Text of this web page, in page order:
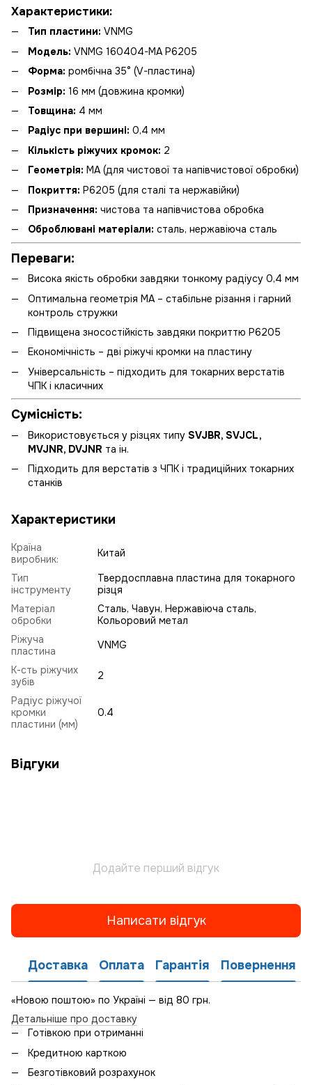
Характеристики:
Тип пластини: VNMG
Модель: VNMG 160404-MA P6205
Форма: ромбічна 35° (V-пластина)
Розмір: 16 мм (довжина кромки)
Товщина: 4 мм
Радіус при вершині: 0,4 мм
Кількість ріжучих кромок: 2
Геометрія: MA (для чистової та напівчистової обробки)
Покриття: P6205 (для сталі та нержавійки)
Призначення: чистова та напівчистова обробка
Оброблювані матеріали: сталь, нержавіюча сталь
Переваги:
Висока якість обробки завдяки тонкому радіусу 0,4 мм
Оптимальна геометрія MA – стабільне різання і гарний
контроль стружки
Підвищена зносостійкість завдяки покриттю P6205
Економічність – дві ріжучі кромки на пластину
Універсальність – підходить для токарних верстатів
ЧПК і класичних
Сумісність:
Використовується у різцях типу SVJBR, SVJCL,
MVJNR, DVJNR та ін.
Підходить для верстатів з ЧПК і традиційних токарних
станків
Характеристики
Країна
виробник:
Китай
Тип
інструменту
Твердосплавна пластина для токарного
різця
Матеріал
обробки
Сталь, Чавун, Нержавіюча сталь,
Кольоровий метал
Ріжуча
пластина
VNMG
К-сть ріжучих
зубів
2
Радіус ріжучої
кромки
пластини (мм)
0.4
Відгуки
Додайте перший відгук
Написати відгук
Доставка Оплата Гарантія Повернення
«Новою поштою» по Україні — від 80 грн.
Детальніше про доставку
Готівкою при отриманні
Кредитною карткою
Безготівковий розрахунок